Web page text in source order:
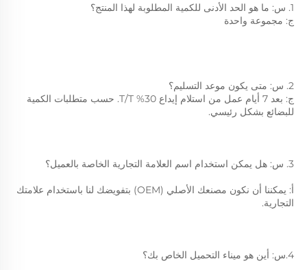
1. س: ما هو الحد الأدنى للكمية المطلوبة لهذا المنتج؟
ج: مجموعة واحدة
2. س: متى يكون موعد التسليم؟
للبضائع بشكل رئيسي.
3. س: هل يمكن استخدام اسم العلامة التجارية الخاصة بالعميل؟
التجارية.
4.س: أين هو ميناء التحميل الخاص بك؟